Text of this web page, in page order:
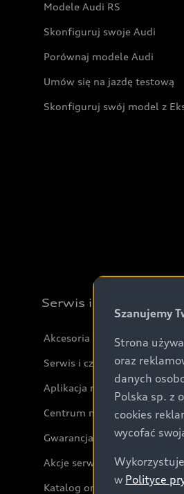
Modele Audi RS
Skonfiguruj swoje Audi
Porównaj modele Audi
Umów się na jazdę testową
Skonfiguruj swój model z
Serwis i akcesoria
Akcesoria
Serwis i części
Aplikacja myAudi i usługi
Centrum napraw
Gwarancja
Akcje serwisowe Audi
Katalog online akcesoriów
Szanujemy
Strona
oraz
danych
Polska sp. z
cookies
wycofać
w Polityce